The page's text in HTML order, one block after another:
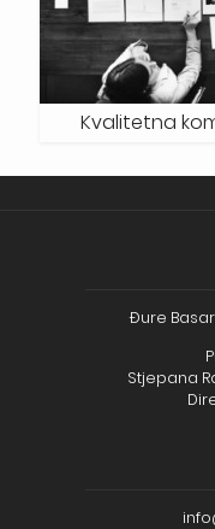
Kvalitetna
Đure
Stjepana